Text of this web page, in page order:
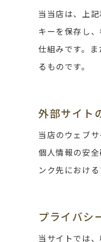
当当店は、上
キーを保存し
仕組みです。
るものです。
外部サイト
当店のウェブ
個人情報の安
ンク先におけ
プライバシ
当サイトでは